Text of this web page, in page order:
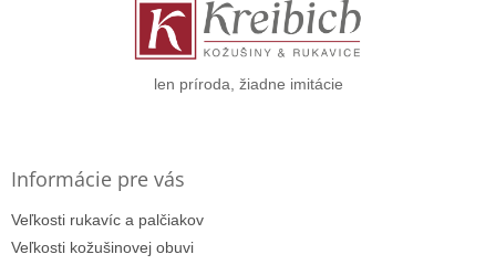
len príroda, žiadne imitácie
Informácie pre vás
Veľkosti rukavíc a palčiakov
Veľkosti kožušinovej obuvi